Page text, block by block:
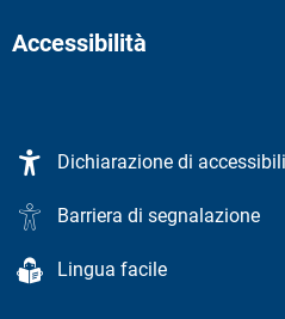
Accessibilità
Dichiarazione di
Barriera di segnalazione
Lingua facile